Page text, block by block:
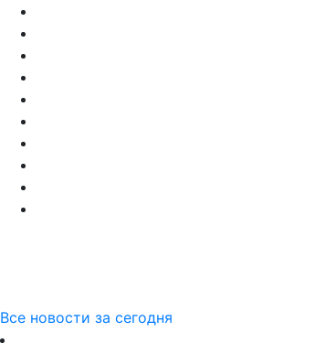
Все новости за сегодня